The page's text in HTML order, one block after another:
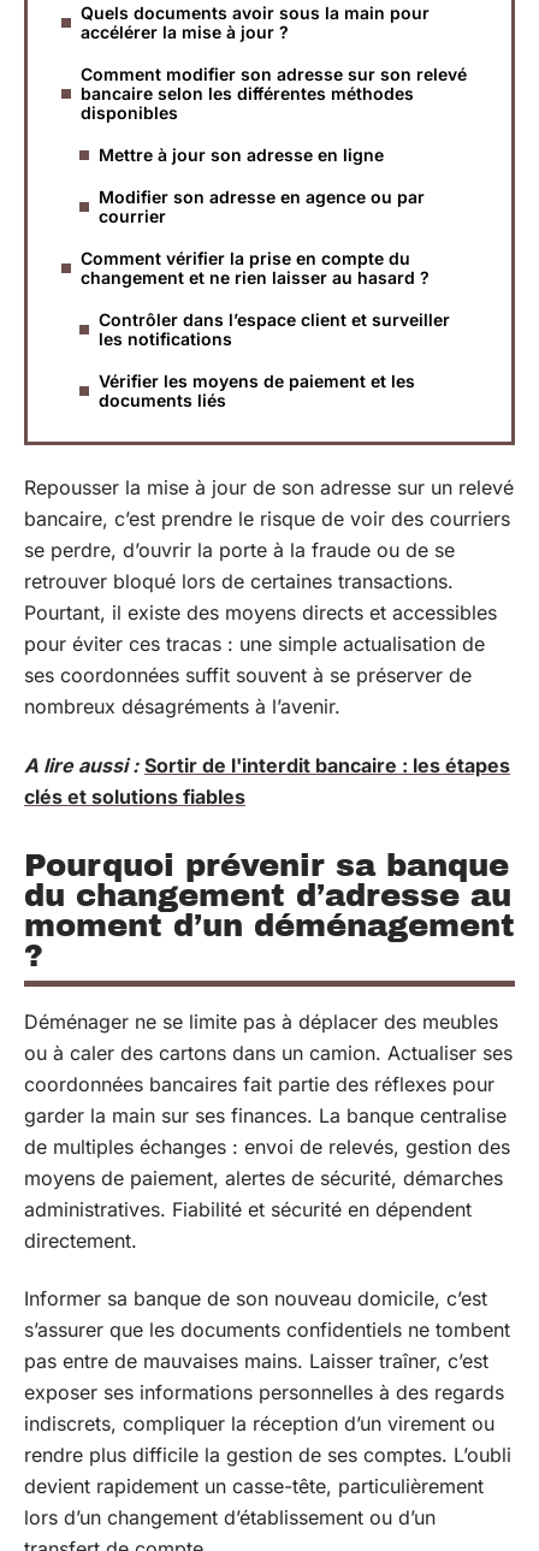
Quels documents avoir sous la main pour
accélérer la mise à jour ?
Comment modifier son adresse sur son relevé
bancaire selon les différentes méthodes
disponibles
Mettre à jour son adresse en ligne
Modifier son adresse en agence ou par
courrier
Comment vérifier la prise en compte du
changement et ne rien laisser au hasard ?
Contrôler dans l’espace client et surveiller
les notifications
Vérifier les moyens de paiement et les
documents liés
Repousser la mise à jour de son adresse sur un relevé
bancaire, c’est prendre le risque de voir des courriers
se perdre, d’ouvrir la porte à la fraude ou de se
retrouver bloqué lors de certaines transactions.
Pourtant, il existe des moyens directs et accessibles
pour éviter ces tracas : une simple actualisation de
ses coordonnées suffit souvent à se préserver de
nombreux désagréments à l’avenir.
A lire aussi : Sortir de l'interdit bancaire : les étapes
clés et solutions fiables
Pourquoi prévenir sa banque
du changement d’adresse au
moment d’un déménagement
?
Déménager ne se limite pas à déplacer des meubles
ou à caler des cartons dans un camion. Actualiser ses
coordonnées bancaires fait partie des réflexes pour
garder la main sur ses finances. La banque centralise
de multiples échanges : envoi de relevés, gestion des
moyens de paiement, alertes de sécurité, démarches
administratives. Fiabilité et sécurité en dépendent
directement.
Informer sa banque de son nouveau domicile, c’est
s’assurer que les documents confidentiels ne tombent
pas entre de mauvaises mains. Laisser traîner, c’est
exposer ses informations personnelles à des regards
indiscrets, compliquer la réception d’un virement ou
rendre plus difficile la gestion de ses comptes. L’oubli
devient rapidement un casse-tête, particulièrement
lors d’un changement d’établissement ou d’un